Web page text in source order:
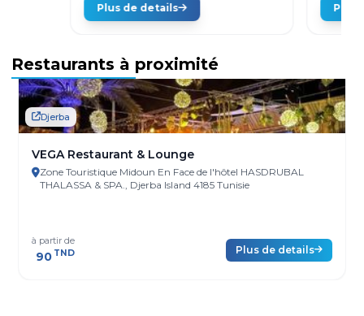
Plus de details Plus
Restaurants à proximité
Djerba
VEGA Restaurant & Lounge
Zone Touristique Midoun En Face de l'hôtel HASDRUBAL
THALASSA & SPA., Djerba Island 4185 Tunisie
à partir de
90 TND Plus de details